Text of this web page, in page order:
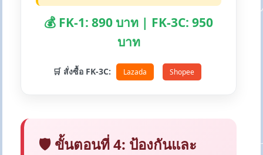
💰 FK-1: 890 บาท | FK-3C: 950
บาท
🛒 สั่งซื้อ FK-3C: Lazada Shopee
🛡️ ขั้นตอนที่ 4: ป้องกันและ